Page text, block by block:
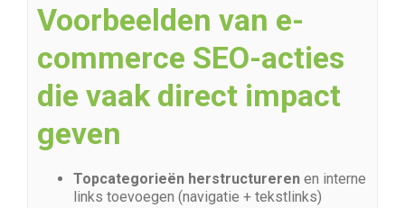
Voorbeelden van e-
commerce SEO-acties
die vaak direct impact
geven
Topcategorieën herstructureren en interne
links toevoegen (navigatie + tekstlinks)